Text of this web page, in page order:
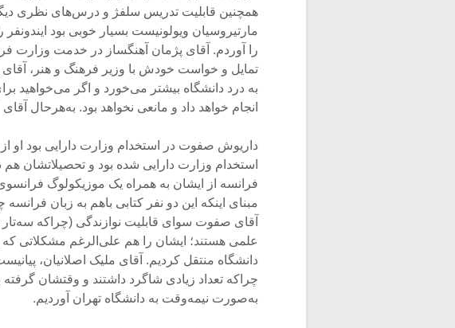
همچنین قابلیت تدریس سلفژ و درس‌های نظری
مارتیروسیان ویولونیست بسیار خوبی بود
را آوردم. آقای پژمان آهنگساز در خدمت وزارت
تمایل و خواست خودش با وزیر فرهنگ و هنر،
به درد دانشگاه بیشتر می‌خورد و اگر می‌خواهید
انجام خواهد داد و مانعی نخواهد بود. به‌هرحال
داریوش صفوت در استخدام وزارت دارایی بود او
استخدام وزارت دارایی شده بود و تحصیلاتشان
فرانسه از ایشان به همراه یک موزیکولوگ
مبنای اینکه این دو نفر کتابی باهم به زبان
آقای صفوت سوای قابلیت نوازندگی (چراکه
علمی هستند؛ ایشان را هم علی‌الرغم مشکلاتی که
دانشگاه منتقل کردیم. آقای ملیک اصلانیان،
چراکه تعداد زیادی شاگرد داشتند و وقتشان
به‌صورت نیمه‌وقت به دانشگاه تهران آوردیم.